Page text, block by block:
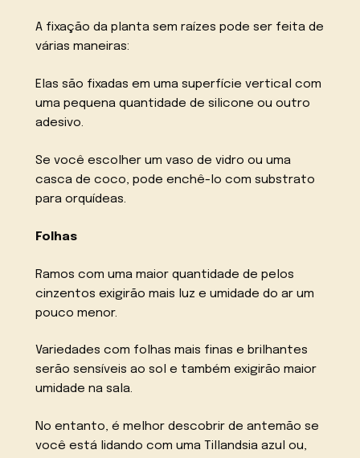
A fixação da planta sem raízes pode ser feita de
várias maneiras:
Elas são fixadas em uma superfície vertical com
uma pequena quantidade de silicone ou outro
adesivo.
Se você escolher um vaso de vidro ou uma
casca de coco, pode enchê-lo com substrato
para orquídeas.
Folhas
Ramos com uma maior quantidade de pelos
cinzentos exigirão mais luz e umidade do ar um
pouco menor.
Variedades com folhas mais finas e brilhantes
serão sensíveis ao sol e também exigirão maior
umidade na sala.
No entanto, é melhor descobrir de antemão se
você está lidando com uma Tillandsia azul ou,